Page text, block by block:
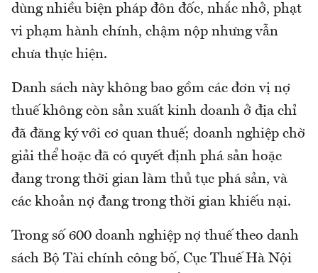
dùng nhiều biện pháp đôn đốc, nhắc nhở, phạt
vi phạm hành chính, chậm nộp nhưng vẫn
chưa thực hiện.
Danh sách này không bao gồm các đơn vị nợ
thuế không còn sản xuất kinh doanh ở địa chỉ
đã đăng ký với cơ quan thuế; doanh nghiệp chờ
giải thể hoặc đã có quyết định phá sản hoặc
đang trong thời gian làm thủ tục phá sản, và
các khoản nợ đang trong thời gian khiếu nại.
Trong số 600 doanh nghiệp nợ thuế theo danh
sách Bộ Tài chính công bố, Cục Thuế Hà Nội